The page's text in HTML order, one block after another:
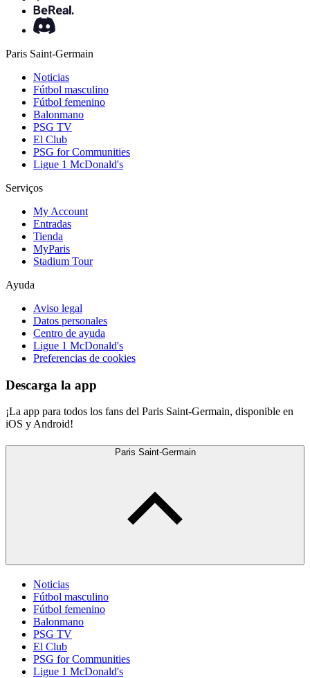
Paris Saint-Germain
Noticias
Fútbol masculino
Fútbol femenino
Balonmano
PSG TV
El Club
PSG for Communities
Ligue 1 McDonald's
Serviços
My Account
Entradas
Tienda
MyParis
Stadium Tour
Ayuda
Aviso legal
Datos personales
Centro de ayuda
Ligue 1 McDonald's
Preferencias de cookies
Descarga la app
¡La app para todos los fans del Paris Saint-Germain, disponible en
iOS y Android!
Paris Saint-Germain
Noticias
Fútbol masculino
Fútbol femenino
Balonmano
PSG TV
El Club
PSG for Communities
Ligue 1 McDonald's